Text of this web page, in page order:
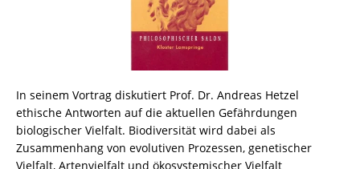
In seinem Vortrag diskutiert Prof. Dr. Andreas Hetzel
ethische Antworten auf die aktuellen Gefährdungen
biologischer Vielfalt. Biodiversität wird dabei als
Zusammenhang von evolutiven Prozessen, genetischer
Vielfalt, Artenvielfalt und ökosystemischer Vielfalt